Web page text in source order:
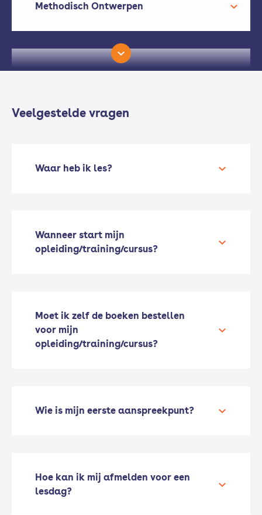
Methodisch Ontwerpen
Pneumatiek / Hydrauliek
Veelgestelde vragen
Waar heb ik les?
Wanneer start mijn
opleiding/training/cursus?
Moet ik zelf de boeken bestellen
voor mijn
opleiding/training/cursus?
Wie is mijn eerste aanspreekpunt?
Hoe kan ik mij afmelden voor een
lesdag?